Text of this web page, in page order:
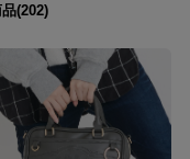
(202)